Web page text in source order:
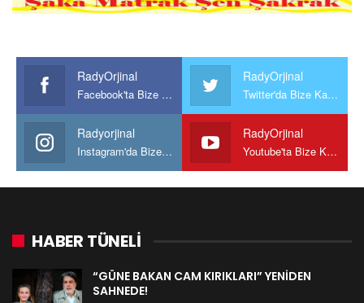
RadyOrjinal
Facebook'ta Bize Katılın
RadyOrjinal
Twitter'da Bize Katılın
Radyorjinal
Instagram'da Bize katılın
RadyOrjinal
Youtube'ta Bize Katılın
HABER TÜNELİ
“GÜNE BAKAN CAM KIRIKLARI” YENİDEN
SAHNEDE!